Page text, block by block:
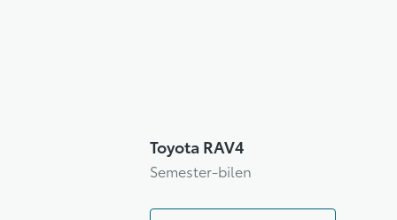
Toyota RAV4
Semester-bilen